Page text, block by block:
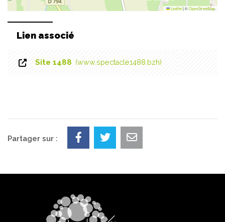
Leaflet|©OpenStreetMap
Lien associé
Site 1488 www.spectacle1488.bzh
Partager sur :